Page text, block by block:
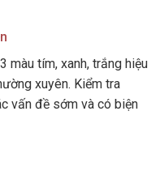
màu tím, xanh, trắng hiệu
xuyên. Kiểm tra
vấn đề sớm và có biện